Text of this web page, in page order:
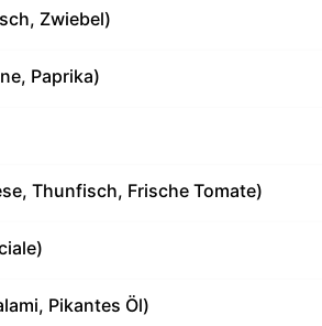
Zwiebel)
Paprika)
Thunfisch, Frische Tomate)
Pikantes Öl)